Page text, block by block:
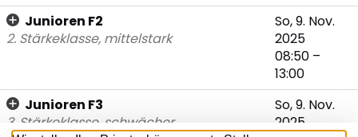
Junioren F2
2. Stärkeklasse, mittelstark
So, 9. Nov.
2025
08:50 –
13:00
Junioren F3
3. Stärkeklasse, schwächer
So, 9. Nov.
2025